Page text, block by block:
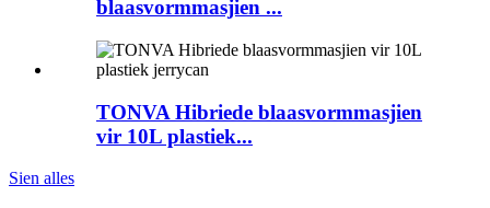
blaasvormmasjien ...
TONVA Hibriede blaasvormmasjien
vir 10L plastiek...
Sien alles